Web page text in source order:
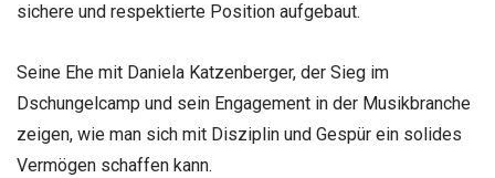
sichere und respektierte Position aufgebaut.
Seine Ehe mit Daniela Katzenberger, der Sieg im
Dschungelcamp und sein Engagement in der Musikbranche
zeigen, wie man sich mit Disziplin und Gespür ein solides
Vermögen schaffen kann.